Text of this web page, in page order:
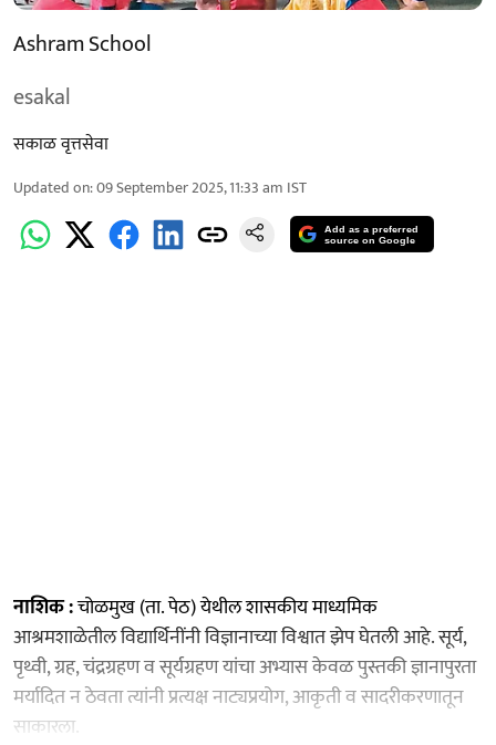
Ashram School
esakal
सकाळ वृत्तसेवा
Updated on:09 September 2025, 11:33 am IST
Add as a preferred
source on Google
नाशिक :चोळमुख (ता. पेठ) येथील शासकीय माध्यमिक
आश्रमशाळेतील विद्यार्थिनींनी विज्ञानाच्या विश्वात झेप घेतली आहे. सूर्य,
पृथ्वी, ग्रह, चंद्रग्रहण व सूर्यग्रहण यांचा अभ्यास केवळ पुस्तकी ज्ञानापुरता
मर्यादित न ठेवता त्यांनी प्रत्यक्ष नाट्यप्रयोग, आकृती व सादरीकरणातून
साकारला.